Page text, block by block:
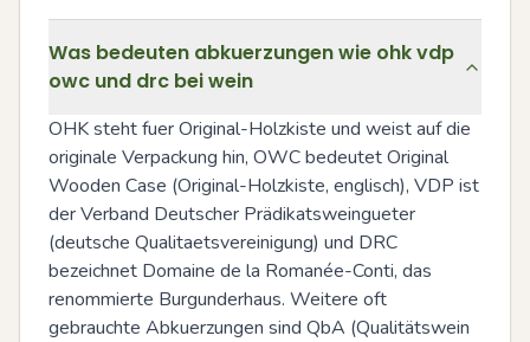
Was bedeuten abkuerzungen wie ohk vdp
owc und drc bei wein
OHK steht fuer Original-Holzkiste und weist auf die
originale Verpackung hin, OWC bedeutet Original
Wooden Case (Original-Holzkiste, englisch), VDP ist
der Verband Deutscher Prädikatsweingueter
(deutsche Qualitaetsvereinigung) und DRC
bezeichnet Domaine de la Romanée-Conti, das
renommierte Burgunderhaus. Weitere oft
gebrauchte Abkuerzungen sind QbA (Qualitätswein